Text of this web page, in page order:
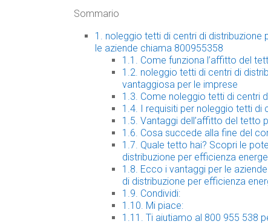
Sommario
1. noleggio tetti di centri di
le aziende chiama 800955358
1.1. Come funziona l’affitto del
1.2. noleggio tetti di centri di
vantaggiosa per le imprese
1.3. Come noleggio tetti di centri
1.4. I requisiti per noleggio tetti di
1.5. Vantaggi dell’affitto del tetto
1.6. Cosa succede alla fine del
1.7. Quale tetto hai? Scopri le
distribuzione per efficienza
1.8. Ecco i vantaggi per le
di distribuzione per efficienza
1.9. Condividi:
1.10. Mi piace:
1.11. Ti aiutiamo al 800 955 538